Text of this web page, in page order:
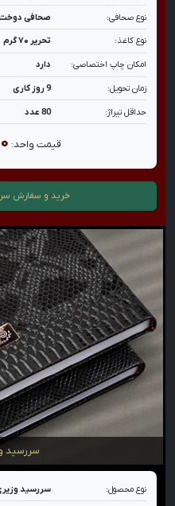
نوع صحافی: صحافی
نوع کاغذ: تحریر ۷۰ گرم
امکان چاپ اختصاصی: دارد
زمان تحویل: 9 روز کاری
حداقل تیراژ: 80 عدد
قیمت واحد:
خرید و سفارش
سررسید
نوع محصول: سررسید